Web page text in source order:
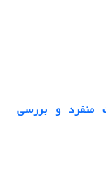
منفرد و بررسی